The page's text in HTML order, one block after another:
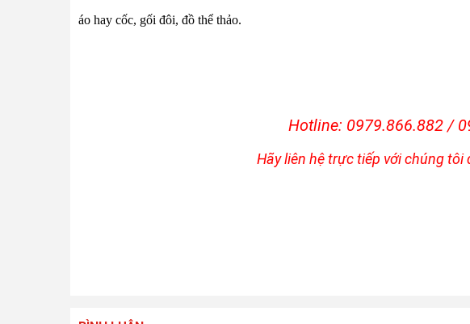
áo hay cốc, gối đôi, đồ thể thảo.
Hotline: 0979.866.882 /
Hãy liên hệ trực tiếp với chúng tôi